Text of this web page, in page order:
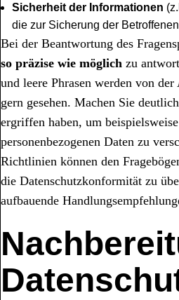
Sicherheit der Informationen
die zur Sicherung der
Bei der Beantwortung des
so präzise wie möglich zu
und leere Phrasen werden von
gern gesehen. Machen Sie
ergriffen haben, um
personenbezogenen Daten zu
Richtlinien können den
die Datenschutzkonformität zu
aufbauende